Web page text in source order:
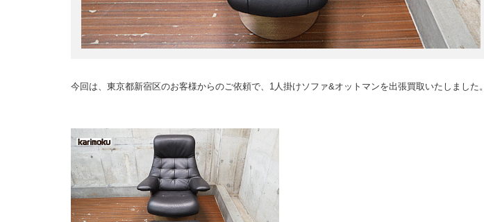
今回は、東京都新宿区のお客様からのご依頼で、1人掛けソファ&オットマンを出張買取いたしました。